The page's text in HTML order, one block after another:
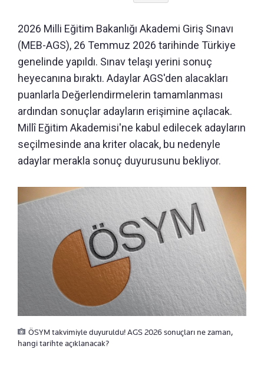
2026 Milli Eğitim Bakanlığı Akademi Giriş Sınavı
(MEB-AGS), 26 Temmuz 2026 tarihinde Türkiye
genelinde yapıldı. Sınav telaşı yerini sonuç
heyecanına bıraktı. Adaylar AGS'den alacakları
puanlarla Değerlendirmelerin tamamlanması
ardından sonuçlar adayların erişimine açılacak.
Millî Eğitim Akademisi'ne kabul edilecek adayların
seçilmesinde ana kriter olacak, bu nedenyle
adaylar merakla sonuç duyurusunu bekliyor.
ÖSYM takvimiyle duyuruldu! AGS 2026 sonuçları ne zaman,
hangi tarihte açıklanacak?